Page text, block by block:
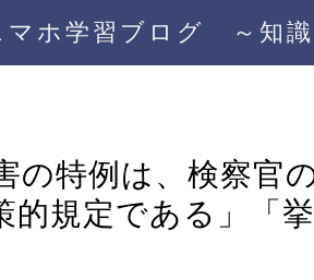
マホ学習ブログ ～知識
の特例は、検察官
的規定である」「